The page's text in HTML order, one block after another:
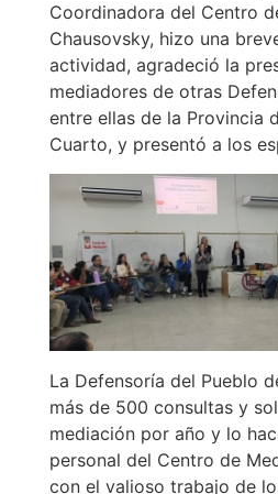
Coordinadora del Centro
Chausovsky, hizo una
actividad, agradeció la
mediadores de otras
entre ellas de la Provincia
Cuarto, y presentó a los
La Defensoría del Pueblo
más de 500 consultas y
mediación por año y lo
personal del Centro de
con el valioso trabajo de